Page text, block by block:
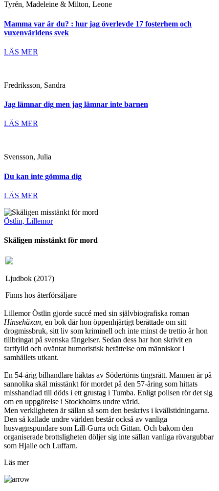
Tyrén, Madeleine & Milton, Leone
Mamma var är du? : hur jag överlevde 17 fosterhem och
vuxenvärldens svek
LÄS MER
Fredriksson, Sandra
Jag lämnar dig men jag lämnar inte barnen
LÄS MER
Svensson, Julia
Du kan inte gömma dig
LÄS MER
Östlin, Lillemor
Skäligen misstänkt för mord
Ljudbok (2017)
Finns hos återförsäljare
Lillemor Östlin gjorde succé med sin självbiografiska roman
Hinsehäxan, en bok där hon öppenhjärtigt berättade om sitt
drogmissbruk, sitt liv som kriminell och inte minst de trettio år hon
tillbringat på svenska fängelser. Sedan dess har hon skrivit en
fartfylld och oväntat humoristisk berättelse om människor i
samhällets utkant.
En 54-årig bilhandlare häktas av Södertörns tingsrätt. Mannen är på
sannolika skäl misstänkt för mordet på den 57-åring som hittats
misshandlad till döds i ett grustag i Tumba. Enligt polisen rör det sig
om en uppgörelse i Stockholms undre värld.
Men verkligheten är sällan så som den beskrivs i kvällstidningarna.
Den så kallade undre världen består också av vanliga
husvagnspundare som Lill-Gurra och Gittan. Och bakom den
organiserade brottsligheten döljer sig inte sällan vanliga rövargubbar
som Hjalle och Luffarn.
Läs mer